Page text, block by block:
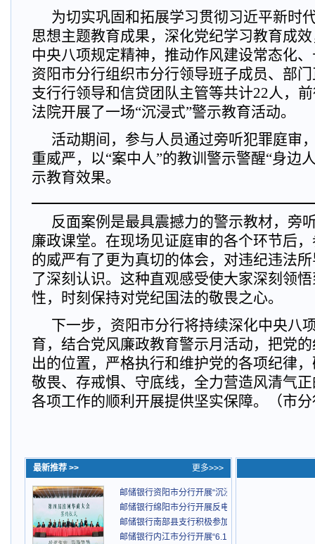
为切实巩固和拓展学习贯彻习近平新时
思想主题教育成果，深化党纪学习教育成
中央八项规定精神，推动作风建设常态化
资阳市分行组织市分行领导班子成员、部
支行行领导和信贷团队主管等共计22人，
法院开展了一场“沉浸式”警示教育活动。
活动期间，参与人员通过旁听犯罪庭审
重威严，以“案中人”的教训警示警醒“身边
示教育效果。
反面案例是最具震撼力的警示教材，旁
廉政课堂。在现场见证庭审的各个环节后
的威严有了更为真切的体会，对违纪违法
了深刻认识。这种直观感受使大家深刻领
性，时刻保持对党纪国法的敬畏之心。
下一步，资阳市分行将持续深化中央八
育，结合党风廉政教育警示月活动，把党
出的位置，严格执行和维护党的各项纪律
敬畏、存戒惧、守底线，全力营造风清气
各项工作的顺利开展提供坚实保障。（市
最新推荐 >> 更多>>>
邮储银行资阳市分行开展“沉浸式”警示教育活动
邮储银行绵阳市分行开展反电信网络诈骗宣传活动
邮储银行南部县支行积极参加6·15防非集中宣传活动
邮储银行内江市分行开展“6.14信用记录关爱日”宣传